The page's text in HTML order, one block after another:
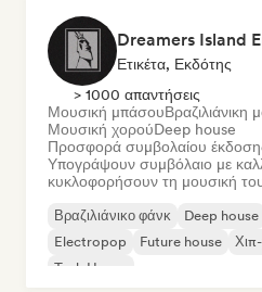
Dreamers Island
Ετικέτα, Εκδότης
> 1000 απαντήσεις
Μουσική μπάσουΒραζιλιάνικη
Μουσική χορούDeep house
Προσφορά συμβολαίου
Υπογράψουν συμβόλαιο με
κυκλοφορήσουν τη μουσική
Βραζιλιάνικο φάνκ Deep house
Electropop
Future house
Tech House